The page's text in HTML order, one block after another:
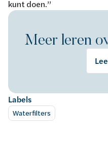
kunt doen.”
Meer leren
Labels
Waterfilters